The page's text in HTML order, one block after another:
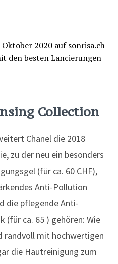
Collection
Chanel die 2018
zu der neu ein besonders
(für ca. 60 CHF),
Anti-Pollution
die pflegende Anti-
(für ca. 65 ) gehören: Wie
randvoll mit hochwertigen
die Hautreinigung zum